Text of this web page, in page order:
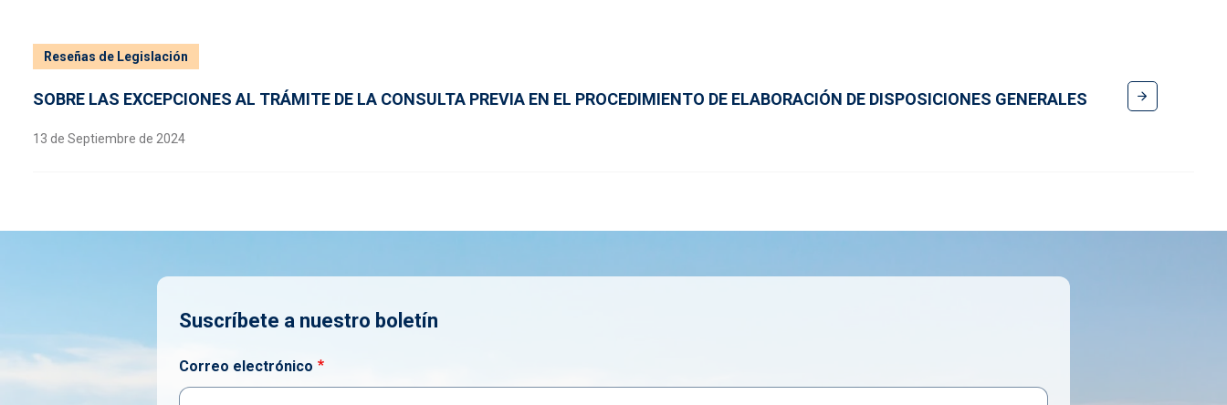
Reseñas de Legislación
SOBRE LAS EXCEPCIONES AL TRÁMITE DE LA CONSULTA PREVIA EN EL PROCEDIMIENTO DE ELABORACIÓN DE DISPOSICIONES GENERALES
13 de Septiembre de 2024
Suscríbete a nuestro boletín
Correo electrónico